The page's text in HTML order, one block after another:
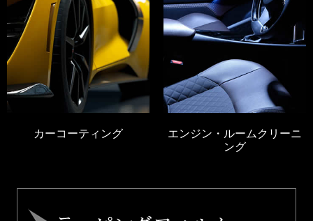
カーコーティング
エンジン・ルームクリーニ
ング